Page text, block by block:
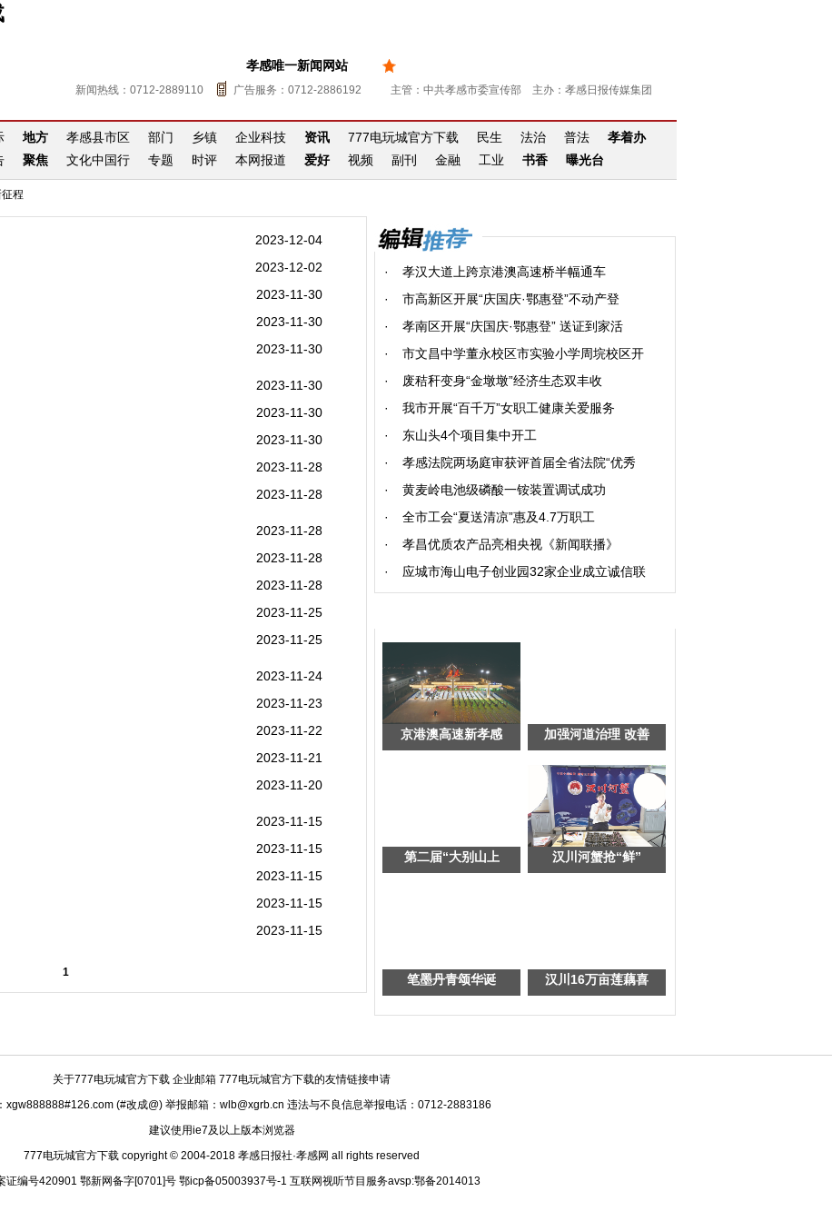
孝感唯一新闻网站
新闻热线：0712-2889110 广告服务：0712-2886192 主管：中共孝感市委宣传部 主办：孝感日报传媒集团
地方 孝感县市区 部门 乡镇 企业科技 资讯 777电玩城官方下载 民生 法治 普法
孝着办
聚焦 文化中国行 专题 时评 本网报道 爱好 视频 副刊 金融 工业 书香 曝光台
程
2023-12-04
2023-12-02
2023-11-30
2023-11-30
2023-11-30
2023-11-30
2023-11-30
2023-11-30
2023-11-28
2023-11-28
2023-11-28
2023-11-28
2023-11-28
2023-11-25
2023-11-25
2023-11-24
2023-11-23
2023-11-22
2023-11-21
2023-11-20
2023-11-15
2023-11-15
2023-11-15
2023-11-15
2023-11-15
1
·
孝汉大道上跨京港澳高速桥半幅通车
·
市高新区开展“庆国庆·鄂惠登”不动产登
·
孝南区开展“庆国庆·鄂惠登” 送证到家活
·
市文昌中学董永校区市实验小学周垸校区开
·
废秸秆变身“金墩墩”经济生态双丰收
·
我市开展“百千万”女职工健康关爱服务
·
东山头4个项目集中开工
·
孝感法院两场庭审获评首届全省法院“优秀
·
黄麦岭电池级磷酸一铵装置调试成功
·
全市工会“夏送清凉”惠及4.7万职工
·
孝昌优质农产品亮相央视《新闻联播》
·
应城市海山电子创业园32家企业成立诚信联
京港澳高速新孝感 加强河道治理 改善
第二届“大别山上 汉川河蟹抢“鲜”
笔墨丹青颂华诞 汉川16万亩莲藕喜
关于777电玩城官方下载 企业邮箱 777电玩城官方下载的友情链接申请
xgw888888#126.com (#改成@) 举报邮箱： wlb@xgrb.cn 违法与不良信息举报电话：0712-2883186
建议使用ie7及以上版本浏览器
777电玩城官方下载 copyright © 2004-2018 孝感日报社·孝感网 all rights reserved
证编号420901 鄂新网备字[0701]号 鄂icp备05003937号-1 互联网视听节目服务avsp:鄂备2014013